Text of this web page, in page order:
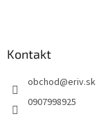
Kontakt
obchod@eriv.sk
0907998925